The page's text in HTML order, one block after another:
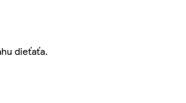
dieťaťa.